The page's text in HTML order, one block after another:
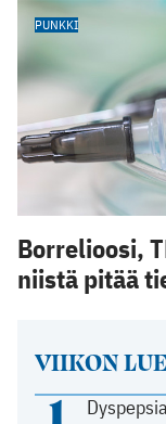
VIIKON
PUNKKI
Borrelioosi,
niistä pitää